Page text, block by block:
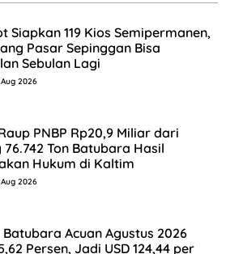
Siapkan 119 Kios Semipermanen,
Pasar Sepinggan Bisa
Sebulan Lagi
2026
PNBP Rp20,9 Miliar dari
76.742 Ton Batubara Hasil
Hukum di Kaltim
2026
Acuan Agustus 2026
Persen, Jadi USD 124,44 per